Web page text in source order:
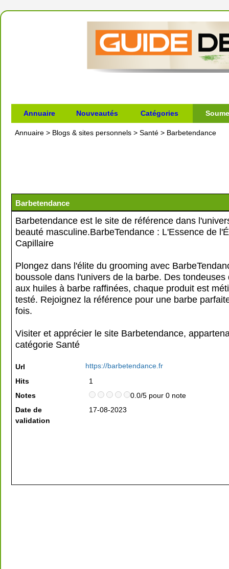
Annuaire Nouveautés Catégories
Annuaire > Blogs & sites personnels > Santé > Barbetendance
Barbetendance
Barbetendance est le site de référence dans
beauté masculine.BarbeTendance : L'Essence de
Capillaire
Plongez dans l'élite du grooming avec
boussole dans l'univers de la barbe. Des tondeuses
aux huiles à barbe raffinées, chaque produit est
testé. Rejoignez la référence pour une barbe
fois.
Visiter et apprécier le site Barbetendance,
catégorie Santé
Url
https://barbetendance.fr
Hits
1
Notes
0.0/5 pour 0 note
Date de
validation
17-08-2023